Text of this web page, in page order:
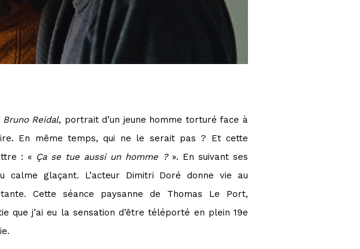
Bruno Reidal, portrait d’un jeune homme torturé face à
En même temps, qui ne le serait pas ? Et cette
: « Ça se tue aussi un homme ?». En suivant ses
calme glaçant. L’acteur Dimitri Doré donne vie au
Cette séance paysanne de Thomas Le Port,
que j’ai eu la sensation d’être téléporté en plein 19e